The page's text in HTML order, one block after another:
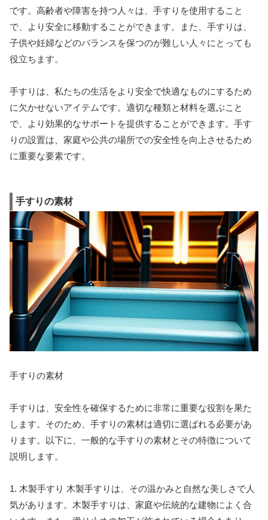
です。高齢者や障害を持つ人々は、手すりを使用すること
で、より安全に移動することができます。また、手すりは、
子供や妊婦などのバランスを保つのが難しい人々にとっても
役立ちます。
手すりは、私たちの生活をより安全で快適なものにするため
に欠かせないアイテムです。適切な種類と材料を選ぶこと
で、より効果的なサポートを提供することができます。手す
りの設置は、家庭や公共の場所での安全性を向上させるため
に重要な要素です。
手すりの素材
手すりの素材
手すりは、安全性を確保するために非常に重要な役割を果た
します。そのため、手すりの素材は適切に選ばれる必要があ
ります。以下に、一般的な手すりの素材とその特徴について
説明します。
1. 木製手すり 木製手すりは、その温かみと自然な美しさで人
気があります。木製手すりは、家庭や伝統的な建物によく合